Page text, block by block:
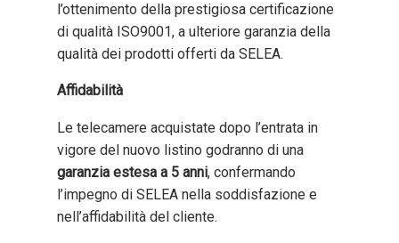
l’ottenimento della prestigiosa certificazione
di qualità ISO9001, a ulteriore garanzia della
qualità dei prodotti offerti da SELEA.
Affidabilità
Le telecamere acquistate dopo l’entrata in
vigore del nuovo listino godranno di una
garanzia estesa a 5 anni, confermando
l’impegno di SELEA nella soddisfazione e
nell’affidabilità del cliente.